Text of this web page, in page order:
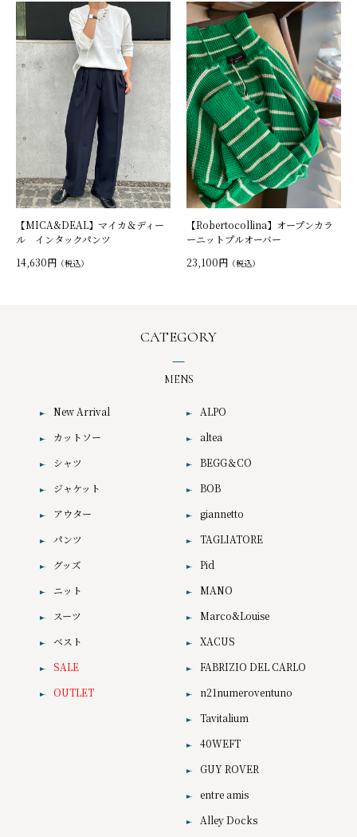
【MICA&DEAL】マイカ＆ディー
ル インタックパンツ
14,630円 （税込）
【Robertocollina】オープンカラ
ーニットプルオーバー
23,100円 （税込）
CATEGORY
MENS
New Arrival
カットソー
シャツ
ジャケット
アウター
パンツ
グッズ
ニット
スーツ
ベスト
SALE
OUTLET
ALPO
altea
BEGG＆CO
BOB
giannetto
TAGLIATORE
Pid
MANO
Marco&Louise
XACUS
FABRIZIO DEL CARLO
n21numeroventuno
Tavitalium
40WEFT
GUY ROVER
entre amis
Alley Docks